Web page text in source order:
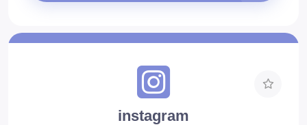
instagram